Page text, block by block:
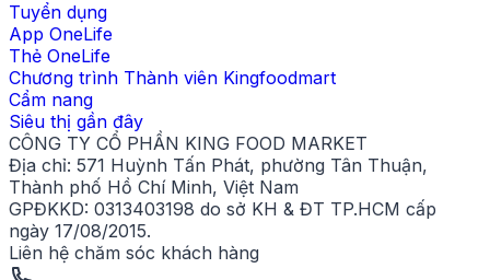
Tuyển dụng
App OneLife
Thẻ OneLife
Chương trình Thành viên Kingfoodmart
Cẩm nang
Siêu thị gần đây
CÔNG TY CỔ PHẦN KING FOOD MARKET
Địa chỉ: 571 Huỳnh Tấn Phát, phường Tân Thuận,
Thành phố Hồ Chí Minh, Việt Nam
GPĐKKD: 0313403198 do sở KH & ĐT TP.HCM cấp
ngày 17/08/2015.
Liên hệ chăm sóc khách hàng